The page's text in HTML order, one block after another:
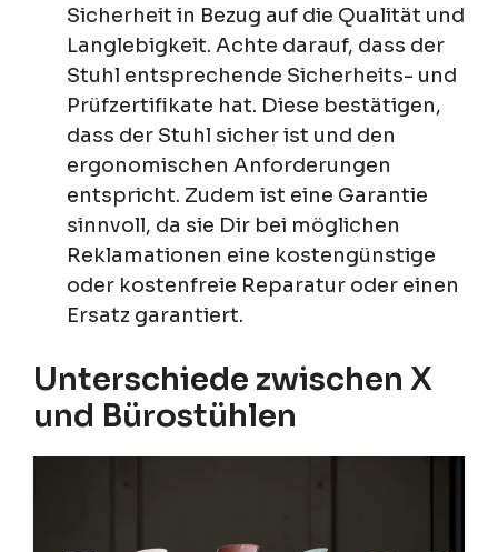
Sicherheit in Bezug auf die Qualität und
Langlebigkeit. Achte darauf, dass der
Stuhl entsprechende Sicherheits- und
Prüfzertifikate hat. Diese bestätigen,
dass der Stuhl sicher ist und den
ergonomischen Anforderungen
entspricht. Zudem ist eine Garantie
sinnvoll, da sie Dir bei möglichen
Reklamationen eine kostengünstige
oder kostenfreie Reparatur oder einen
Ersatz garantiert.
Unterschiede zwischen X
und Bürostühlen